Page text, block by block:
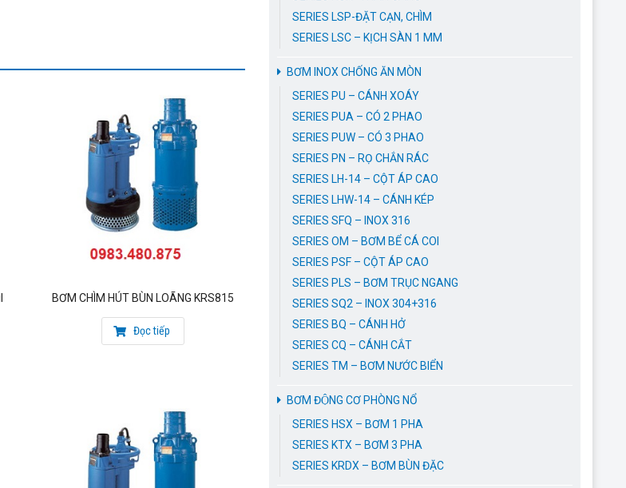
SERIES LSP-ĐẶT CẠN, CHÌM
SERIES LSC – KỊCH SÀN 1 MM
BƠM INOX CHỐNG ĂN MÒN
SERIES PU – CÁNH XOÁY
SERIES PUA – CÓ 2 PHAO
SERIES PUW – CÓ 3 PHAO
SERIES PN – RỌ CHẮN RÁC
SERIES LH-14 – CỘT ÁP CAO
SERIES LHW-14 – CÁNH KÉP
SERIES SFQ – INOX 316
SERIES OM – BƠM BỂ CÁ COI
SERIES PSF – CỘT ÁP CAO
SERIES PLS – BƠM TRỤC NGANG
SERIES SQ2 – INOX 304+316
SERIES BQ – CÁNH HỞ
SERIES CQ – CÁNH CẮT
SERIES TM – BƠM NƯỚC BIỂN
BƠM ĐỘNG CƠ PHÒNG NỔ
SERIES HSX – BƠM 1 PHA
SERIES KTX – BƠM 3 PHA
SERIES KRDX – BƠM BÙN ĐẶC
BƠM CHÌM HÚT BÙN LOÃNG KRS815
Đọc tiếp